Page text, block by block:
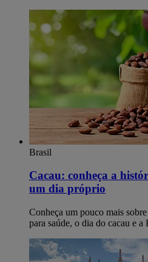
Brasil
Cacau: conheça a
um dia próprio
Conheça um pouco mais
para saúde, o dia do cacau e